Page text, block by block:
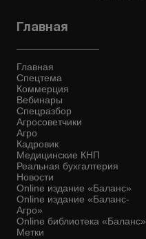
Главная
Главная
Спецтема
Коммерция
Вебинары
Спецразбор
Агросоветчики
Агро
Кадровик
Медицинские КНП
Реальная бухгалтерия
Новости
Online издание «Баланс»
Online издание «Баланс-
Агро»
Online библиотека «Баланс»
Метки